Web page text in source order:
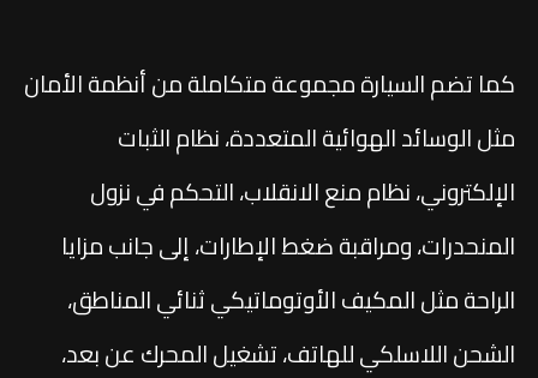
كما تضم السيارة مجموعة متكاملة من أنظمة الأمان
مثل الوسائد الهوائية المتعددة، نظام الثبات
الإلكتروني، نظام منع الانقلاب، التحكم في نزول
المنحدرات، ومراقبة ضغط الإطارات، إلى جانب مزايا
الراحة مثل المكيف الأوتوماتيكي ثنائي المناطق،
الشحن اللاسلكي للهاتف، تشغيل المحرك عن بعد،